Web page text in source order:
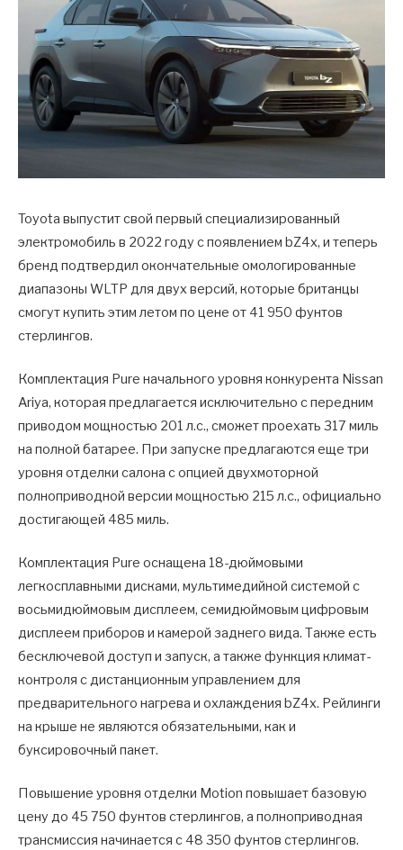
Toyota выпустит свой первый специализированный
электромобиль в 2022 году с появлением bZ4x, и теперь
бренд подтвердил окончательные омологированные
диапазоны WLTP для двух версий, которые британцы
смогут купить этим летом по цене от 41 950 фунтов
стерлингов.
Комплектация Pure начального уровня конкурента Nissan
Ariya, которая предлагается исключительно с передним
приводом мощностью 201 л.с., сможет проехать 317 миль
на полной батарее. При запуске предлагаются еще три
уровня отделки салона с опцией двухмоторной
полноприводной версии мощностью 215 л.с., официально
достигающей 485 миль.
Комплектация Pure оснащена 18-дюймовыми
легкосплавными дисками, мультимедийной системой с
восьмидюймовым дисплеем, семидюймовым цифровым
дисплеем приборов и камерой заднего вида. Также есть
бесключевой доступ и запуск, а также функция климат-
контроля с дистанционным управлением для
предварительного нагрева и охлаждения bZ4x. Рейлинги
на крыше не являются обязательными, как и
буксировочный пакет.
Повышение уровня отделки Motion повышает базовую
цену до 45 750 фунтов стерлингов, а полноприводная
трансмиссия начинается с 48 350 фунтов стерлингов.